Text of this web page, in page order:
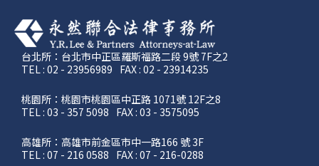
台北所：台北市中正區羅斯福路二段 9號 7F之2
TEL : 02 - 23956989 FAX : 02 - 23914235
桃園所：桃園市桃園區中正路 1071號 12F之8
TEL : 03 - 357 5098 FAX : 03 - 3575095
高雄所：高雄市前金區市中一路166 號 3F
TEL : 07 - 216 0588 FAX : 07 - 216-0288